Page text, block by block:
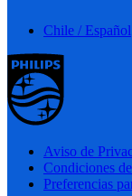
Chile / Español
Aviso de
Condiciones
Preferencias